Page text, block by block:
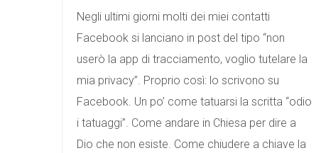
Negli ultimi giorni molti dei miei contatti
Facebook si lanciano in post del tipo “non
userò la app di tracciamento, voglio tutelare la
mia privacy”. Proprio così: lo scrivono su
Facebook. Un po’ come tatuarsi la scritta “odio
i tatuaggi”. Come andare in Chiesa per dire a
Dio che non esiste. Come chiudere a chiave la